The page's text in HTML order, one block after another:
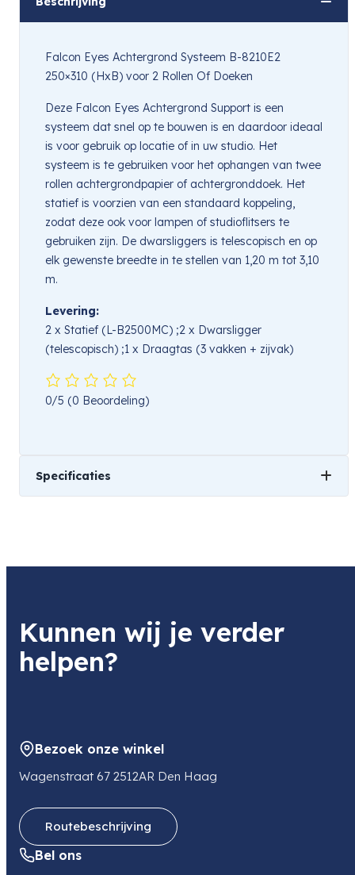
Falcon Eyes Achtergrond Systeem B-8210E2
250×310 (HxB) voor 2 Rollen Of Doeken
Deze Falcon Eyes Achtergrond Support is een
systeem dat snel op te bouwen is en daardoor ideaal
is voor gebruik op locatie of in uw studio. Het
systeem is te gebruiken voor het ophangen van twee
rollen achtergrondpapier of achtergronddoek. Het
statief is voorzien van een standaard koppeling,
zodat deze ook voor lampen of studioflitsers te
gebruiken zijn. De dwarsliggers is telescopisch en op
elk gewenste breedte in te stellen van 1,20 m tot 3,10
m.
Levering:
2 x Statief (L-B2500MC) ;2 x Dwarsligger
(telescopisch) ;1 x Draagtas (3 vakken + zijvak)
0/5 (0 Beoordeling)
Specificaties
Kunnen wij je verder
helpen?
Bezoek onze winkel
Wagenstraat 67 2512AR Den Haag
Routebeschrijving
Bel ons